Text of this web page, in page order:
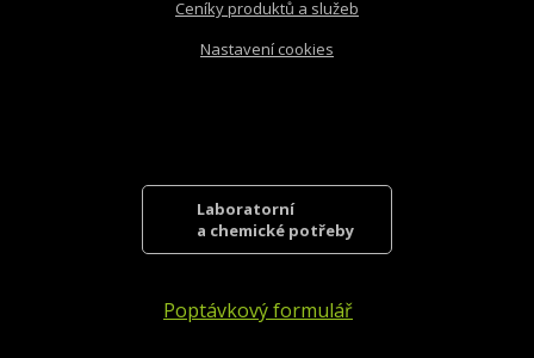
Ceníky produktů a služeb
Nastavení cookies
Laboratorní
a chemické potřeby
Poptávkový formulář